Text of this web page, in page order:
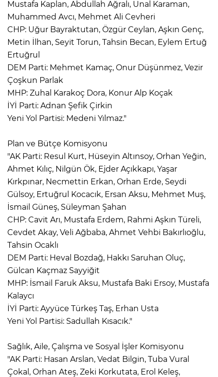
Mustafa Kaplan, Abdullah Ağralı, Ünal Karaman,
Muhammed Avcı, Mehmet Ali Cevheri
CHP: Uğur Bayraktutan, Özgür Ceylan, Aşkın Genç,
Metin İlhan, Seyit Torun, Tahsin Becan, Eylem Ertuğ
Ertuğrul
DEM Parti: Mehmet Kamaç, Onur Düşünmez, Vezir
Çoşkun Parlak
MHP: Zuhal Karakoç Dora, Konur Alp Koçak
İYİ Parti: Adnan Şefik Çirkin
Yeni Yol Partisi: Medeni Yılmaz."
Plan ve Bütçe Komisyonu
"AK Parti: Resul Kurt, Hüseyin Altınsoy, Orhan Yeğin,
Ahmet Kılıç, Nilgün Ök, Ejder Açıkkapı, Yaşar
Kırkpınar, Necmettin Erkan, Orhan Erde, Seydi
Gülsoy, Ertuğrul Kocacık, Ersan Aksu, Mehmet Muş,
İsmail Güneş, Süleyman Şahan
CHP: Cavit Arı, Mustafa Erdem, Rahmi Aşkın Türeli,
Cevdet Akay, Veli Ağbaba, Ahmet Vehbi Bakırlıoğlu,
Tahsin Ocaklı
DEM Parti: Heval Bozdağ, Hakkı Saruhan Oluç,
Gülcan Kaçmaz Sayyiğit
MHP: İsmail Faruk Aksu, Mustafa Baki Ersoy, Mustafa
Kalaycı
İYİ Parti: Ayyüce Türkeş Taş, Erhan Usta
Yeni Yol Partisi: Sadullah Kısacık."
Sağlık, Aile, Çalışma ve Sosyal İşler Komisyonu
"AK Parti: Hasan Arslan, Vedat Bilgin, Tuba Vural
Çokal, Orhan Ateş, Zeki Korkutata, Erol Keleş,